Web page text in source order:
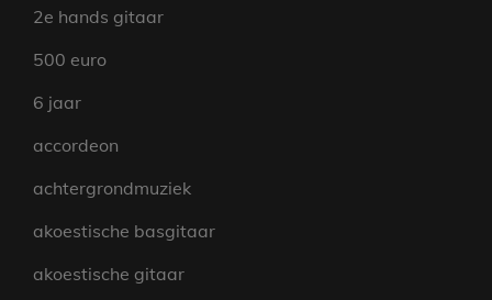
2e hands gitaar
500 euro
6 jaar
accordeon
achtergrondmuziek
akoestische basgitaar
akoestische gitaar